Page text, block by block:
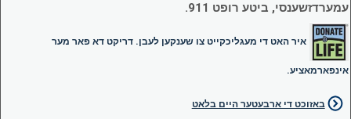
עמערדזשענסי, ביטע רופט 911.
איר האט די מעגליכקייט צו שענקען לעבן. דריקט דא פאר מער
אינפארמאציע.
באזוכט די ארבעטער היים בלאט